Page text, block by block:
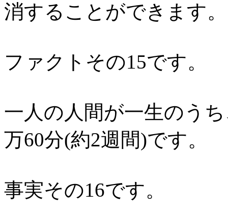
消することができます。
ファクトその15です。
一人の人間が一生のう
万60分(約2週間)です。
事実その16です。